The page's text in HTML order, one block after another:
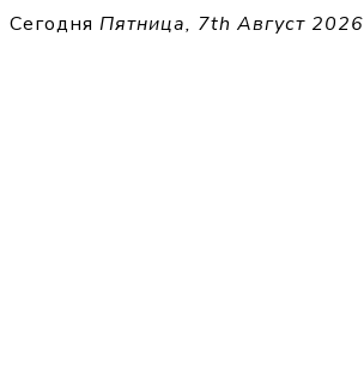
Перейти
Сегодня Пятница, 7th Август 2026